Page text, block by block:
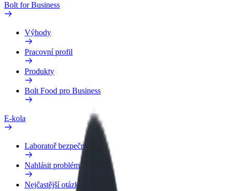
Bolt for Business
Výhody
Pracovní profil
Produkty
Bolt Food pro Business
E-kola
Laboratoř bezpečnosti
Nahlásit problém
Nejčastější otázky